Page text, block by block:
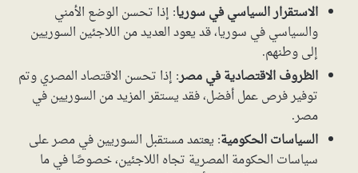
الاستقرار السياسي في سوريا: إذا تحسن الوضع الأمني
والسياسي في سوريا، قد يعود العديد من اللاجئين السوريين
إلى وطنهم.
الظروف الاقتصادية في مصر: إذا تحسن الاقتصاد المصري وتم
توفير فرص عمل أفضل، فقد يستقر المزيد من السوريين في
مصر.
السياسات الحكومية: يعتمد مستقبل السوريين في مصر على
سياسات الحكومة المصرية تجاه اللاجئين، خصوصًا في ما